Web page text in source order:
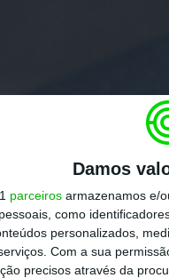
Damos
parceiros armazenamos e/
como
personalizados,
Com a sua
precisos através da